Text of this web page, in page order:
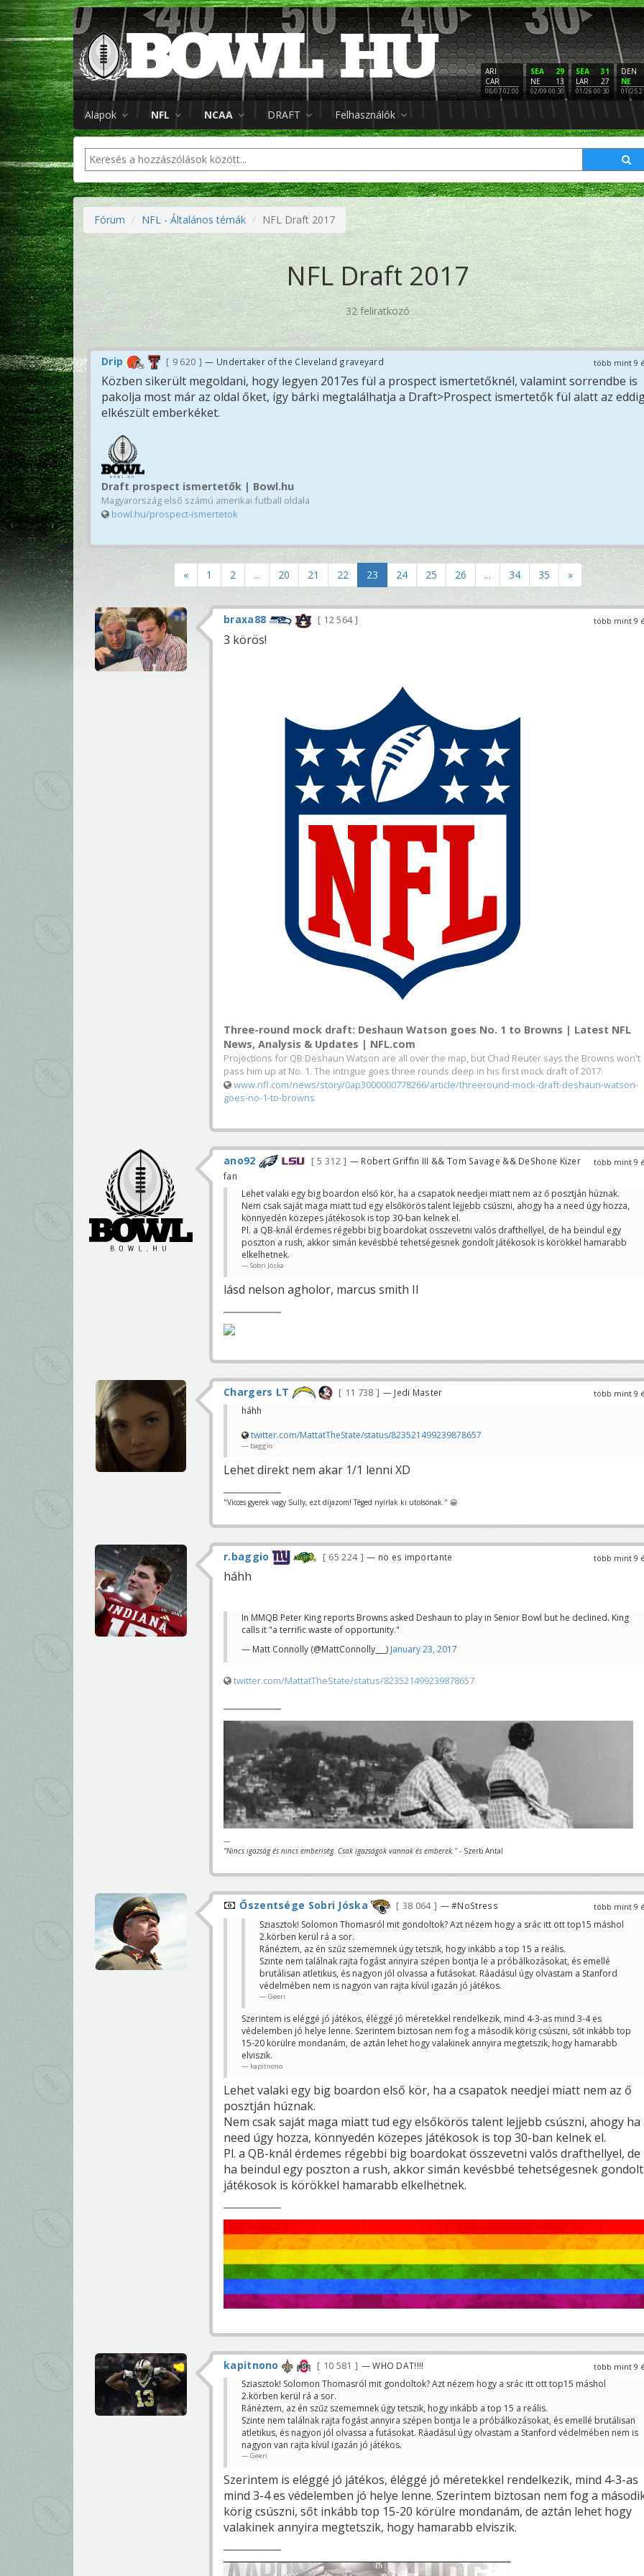
ARI
CAR
08/07 02:00
29
SEA
13
NE
02/09 00:30
31
SEA
27
LAR
01/26 00:30
DEN
NE
01/25
Alapok NFL NCAA DRAFT Felhasználók
Fórum NFL - Általános témák NFL Draft 2017
NFL Draft 2017
32 feliratkozó
több mint 9
Drip 9 620 — Undertaker of the Cleveland graveyard
Közben sikerült megoldani, hogy legyen 2017es fül a prospect ismertetőknél, valamint sorrendbe is
pakolja most már az oldal őket, így bárki megtalálhatja a Draft>Prospect ismertetők fül alatt az
elkészült emberkéket.
Draft prospect ismertetők | Bowl.hu
Magyarország első számú amerikai futball oldala
bowl.hu/prospect-ismertetok
« 1 2 ... 20 21 22 23 24 25 26 ... 34 35 »
több mint 9
braxa88 12 564
3 körös!
Three-round mock draft: Deshaun Watson goes No. 1 to Browns | Latest NFL
News, Analysis & Updates | NFL.com
Projections for QB Deshaun Watson are all over the map, but Chad Reuter says the Browns won't
pass him up at No. 1. The intrigue goes three rounds deep in his first mock draft of 2017.
www.nfl.com/news/story/0ap3000000778266/article/threeround-mock-draft-deshaun-watson-
goes-no-1-to-browns
több mint 9
ano92 5 312
— Robert Griffin III && Tom Savage && DeShone Kizer
fan
Lehet valaki egy big boardon első kör, ha a csapatok needjei miatt nem az ő posztján húznak.
Nem csak saját maga miatt tud egy elsőkörös talent lejjebb csúszni, ahogy ha a need úgy hozza,
könnyedén közepes játékosok is top 30-ban kelnek el.
Pl. a QB-knál érdemes régebbi big boardokat összevetni valós drafthellyel, de ha beindul egy
poszton a rush, akkor simán kevésbbé tehetségesnek gondolt játékosok is körökkel hamarabb
elkelhetnek.
Sobri Jóska
lásd nelson agholor, marcus smith II
több mint 9
Chargers LT 11 738 — Jedi Master
háhh
twitter.com/MattatTheState/status/823521499239878657
baggio
Lehet direkt nem akar 1/1 lenni XD
"Vicces gyerek vagy Sully, ezt díjazom! Téged nyírlak ki utolsónak." 😀
több mint 9
r.baggio 65 224 — no es importante
háhh
In MMQB Peter King reports Browns asked Deshaun to play in Senior Bowl but he declined. King
calls it "a terrific waste of opportunity."
— Matt Connolly (@MattConnolly___)January 23, 2017
twitter.com/MattatTheState/status/823521499239878657
---
"Nincs igazság és nincs emberiség. Csak igazságok vannak és emberek." - Szerb Antal
több mint 9
Őszentsége Sobri Jóska 38 064 — #NoStress
Sziasztok! Solomon Thomasról mit gondoltok? Azt nézem hogy a srác itt ott top15 máshol
2.körben kerül rá a sor.
Ránéztem, az én szűz szememnek úgy tetszik, hogy inkább a top 15 a reális.
Szinte nem találnak rajta fogást annyira szépen bontja le a próbálkozásokat, és emellé
brutálisan atletikus, és nagyon jól olvassa a futásokat. Ráadásul úgy olvastam a Stanford
védelmében nem is nagyon van rajta kívül igazán jó játékos.
Geeri
Szerintem is eléggé jó játékos, éléggé jó méretekkel rendelkezik, mind 4-3-as mind 3-4 es
védelemben jó helye lenne. Szerintem biztosan nem fog a második körig csúszni, sőt inkább top
15-20 körülre mondanám, de aztán lehet hogy valakinek annyira megtetszik, hogy hamarabb
elviszik.
kapitnono
Lehet valaki egy big boardon első kör, ha a csapatok needjei miatt nem az ő
posztján húznak.
Nem csak saját maga miatt tud egy elsőkörös talent lejjebb csúszni, ahogy ha
need úgy hozza, könnyedén közepes játékosok is top 30-ban kelnek el.
Pl. a QB-knál érdemes régebbi big boardokat összevetni valós drafthellyel, de
ha beindul egy poszton a rush, akkor simán kevésbbé tehetségesnek gondolt
játékosok is körökkel hamarabb elkelhetnek.
több mint 9
kapitnono 10 581 — WHO DAT!!!!
Sziasztok! Solomon Thomasról mit gondoltok? Azt nézem hogy a srác itt ott top15 máshol
2.körben kerül rá a sor.
Ránéztem, az én szűz szememnek úgy tetszik, hogy inkább a top 15 a reális.
Szinte nem találnak rajta fogást annyira szépen bontja le a próbálkozásokat, és emellé brutálisan
atletikus, és nagyon jól olvassa a futásokat. Ráadásul úgy olvastam a Stanford védelmében nem is
nagyon van rajta kívül igazán jó játékos.
Geeri
Szerintem is eléggé jó játékos, éléggé jó méretekkel rendelkezik, mind 4-3-as
mind 3-4 es védelemben jó helye lenne. Szerintem biztosan nem fog a
körig csúszni, sőt inkább top 15-20 körülre mondanám, de aztán lehet hogy
valakinek annyira megtetszik, hogy hamarabb elviszik.